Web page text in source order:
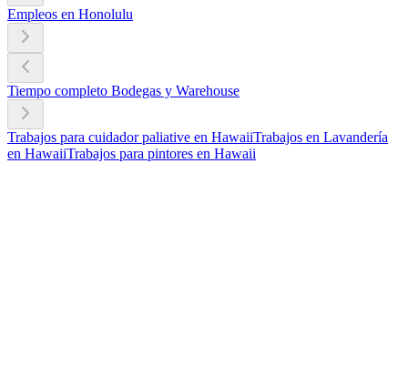
Empleos en Honolulu
Tiempo completo Bodegas y Warehouse
Trabajos para cuidador paliative en HawaiiTrabajos en Lavandería
en HawaiiTrabajos para pintores en Hawaii